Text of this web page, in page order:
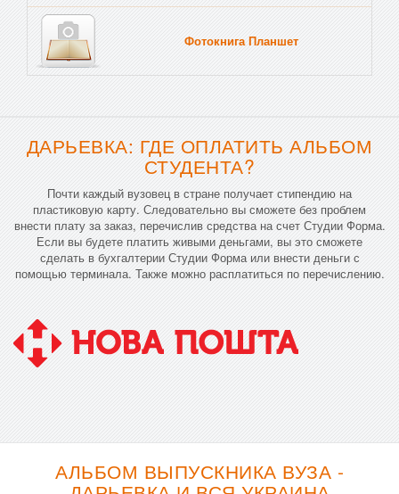
Фотокнига Планшет
ДАРЬЕВКА: ГДЕ ОПЛАТИТЬ АЛЬБОМ
СТУДЕНТА?
Почти каждый вузовец в стране получает стипендию на
пластиковую карту. Следовательно вы сможете без проблем
внести плату за заказ, перечислив средства на счет Студии Форма.
Если вы будете платить живыми деньгами, вы это сможете
сделать в бухгалтерии Студии Форма или внести деньги с
помощью терминала. Также можно расплатиться по перечислению.
АЛЬБОМ ВЫПУСКНИКА ВУЗА -